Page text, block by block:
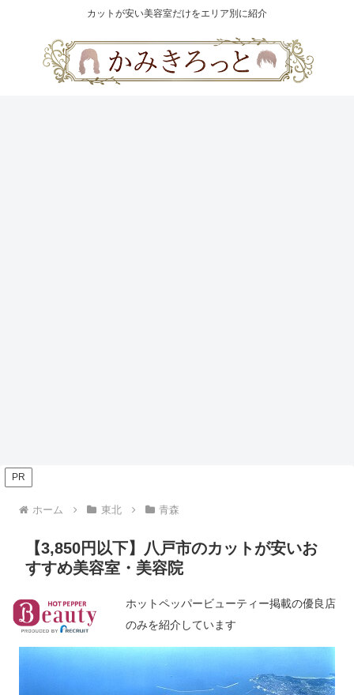
カットが安い美容室だけをエリア別に紹介
PR
ホーム 東北 青森
【3,850円以下】八戸市のカットが安いお
すすめ美容室・美容院
ホットペッパービューティー掲載の優良店
のみを紹介しています